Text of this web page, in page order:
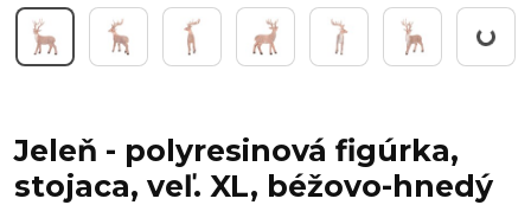
Jeleň - polyresinová figúrka,
stojaca, veľ. XL, béžovo-hnedý